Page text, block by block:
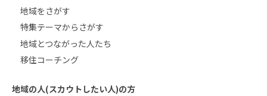
地域をさがす
特集テーマからさがす
地域とつながった人たち
移住コーチング
地域の人(スカウトしたい人)の方